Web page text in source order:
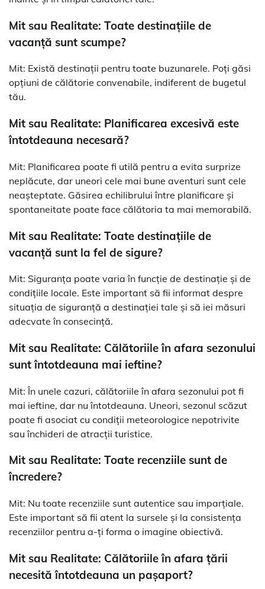
Mit sau Realitate: Toate destinațiile de
vacanță sunt scumpe?
Mit: Există destinații pentru toate buzunarele. Poți găsi
opțiuni de călătorie convenabile, indiferent de bugetul
tău.
Mit sau Realitate: Planificarea excesivă este
întotdeauna necesară?
Mit: Planificarea poate fi utilă pentru a evita surprize
neplăcute, dar uneori cele mai bune aventuri sunt cele
neașteptate. Găsirea echilibrului între planificare și
spontaneitate poate face călătoria ta mai memorabilă.
Mit sau Realitate: Toate destinațiile de
vacanță sunt la fel de sigure?
Mit: Siguranța poate varia în funcție de destinație și de
condițiile locale. Este important să fii informat despre
situația de siguranță a destinației tale și să iei măsuri
adecvate în consecință.
Mit sau Realitate: Călătoriile în afara sezonului
sunt întotdeauna mai ieftine?
Mit: În unele cazuri, călătoriile în afara sezonului pot fi
mai ieftine, dar nu întotdeauna. Uneori, sezonul scăzut
poate fi asociat cu condiții meteorologice nepotrivite
sau închideri de atracții turistice.
Mit sau Realitate: Toate recenziile sunt de
încredere?
Mit: Nu toate recenziile sunt autentice sau imparțiale.
Este important să fii atent la sursele și la consistența
recenziilor pentru a-ți forma o imagine obiectivă.
Mit sau Realitate: Călătoriile în afara țării
necesită întotdeauna un pașaport?